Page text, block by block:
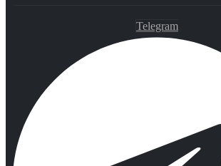
Telegram